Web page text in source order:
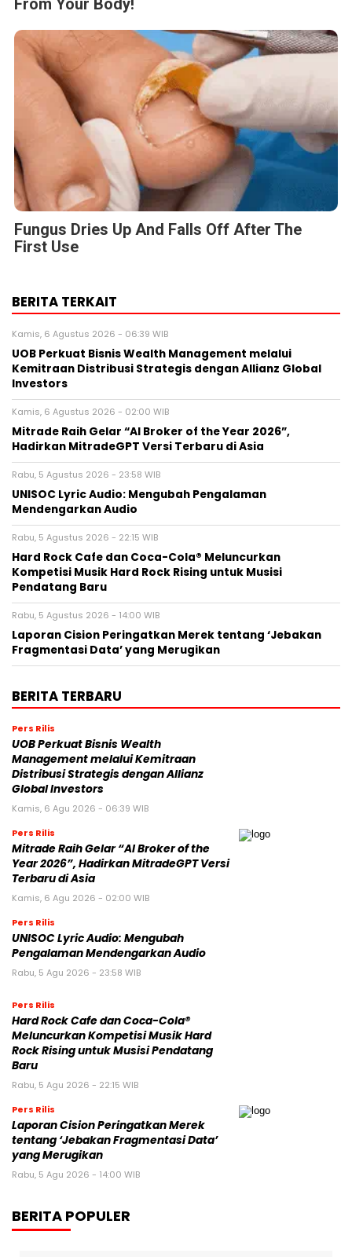
Fungus Dries Up And Falls Off After The
First Use
BERITA TERKAIT
Kamis, 6 Agustus 2026 - 06:39 WIB
UOB Perkuat Bisnis Wealth Management melalui
Kemitraan Distribusi Strategis dengan Allianz Global
Investors
Kamis, 6 Agustus 2026 - 02:00 WIB
Mitrade Raih Gelar “AI Broker of the Year 2026”,
Hadirkan MitradeGPT Versi Terbaru di Asia
Rabu, 5 Agustus 2026 - 23:58 WIB
UNISOC Lyric Audio: Mengubah Pengalaman
Mendengarkan Audio
Rabu, 5 Agustus 2026 - 22:15 WIB
Hard Rock Cafe dan Coca-Cola® Meluncurkan
Kompetisi Musik Hard Rock Rising untuk Musisi
Pendatang Baru
Rabu, 5 Agustus 2026 - 14:00 WIB
Laporan Cision Peringatkan Merek tentang ‘Jebakan
Fragmentasi Data’ yang Merugikan
BERITA TERBARU
Pers Rilis
UOB Perkuat Bisnis Wealth
Management melalui Kemitraan
Distribusi Strategis dengan Allianz
Global Investors
Kamis, 6 Agu 2026 - 06:39 WIB
Pers Rilis
Mitrade Raih Gelar “AI Broker of the
Year 2026”, Hadirkan MitradeGPT Versi
Terbaru di Asia
Kamis, 6 Agu 2026 - 02:00 WIB
Pers Rilis
UNISOC Lyric Audio: Mengubah
Pengalaman Mendengarkan Audio
Rabu, 5 Agu 2026 - 23:58 WIB
Pers Rilis
Hard Rock Cafe dan Coca-Cola®
Meluncurkan Kompetisi Musik Hard
Rock Rising untuk Musisi Pendatang
Baru
Rabu, 5 Agu 2026 - 22:15 WIB
Pers Rilis
Laporan Cision Peringatkan Merek
tentang ‘Jebakan Fragmentasi Data’
yang Merugikan
Rabu, 5 Agu 2026 - 14:00 WIB
BERITA POPULER